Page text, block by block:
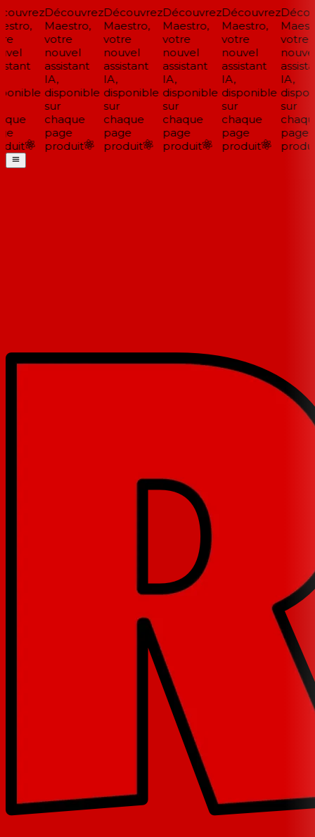
Découvrez
Maestro,
votre
nouvel
assistant
IA,
disponible
sur
chaque
page
produit
Découvrez
Maestro,
votre
nouvel
assistant
IA,
disponible
sur
chaque
page
produit
Découvrez
Maestro,
votre
nouvel
assistant
IA,
disponible
sur
chaque
page
produit
Découvrez
Maestro,
votre
nouvel
assistant
IA,
disponible
sur
chaque
page
produit
votre
nouvel
IA,
sur
page
produit